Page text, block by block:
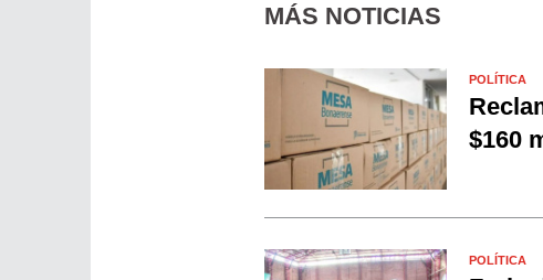
MÁS NOTICIAS
POLÍTICA
$160
POLÍTICA